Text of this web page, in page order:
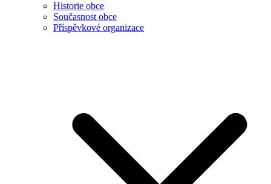
Historie obce
Současnost obce
Příspěvkové organizace